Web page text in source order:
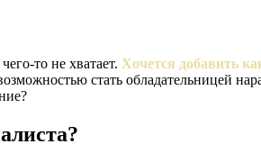
то не хватает. Хочется добавить
стать обладательницей